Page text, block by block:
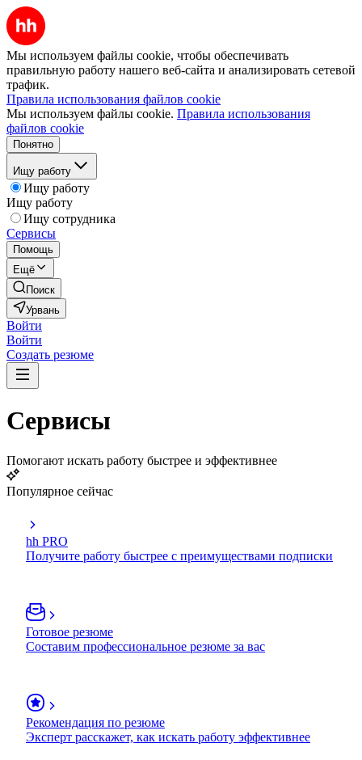
Мы используем файлы cookie, чтобы обеспечивать
правильную работу нашего веб-сайта и анализировать сетевой
трафик.
Правила использования файлов cookie
Мы используем файлы cookie. Правила использования
файлов cookie
Понятно
Ищу работу
Ищу работу
Ищу работу
Ищу сотрудника
Сервисы
Помощь
Ещё
Поиск
Урвань
Войти
Войти
Создать резюме
Сервисы
Помогают искать работу быстрее и эффективнее
Популярное сейчас
hh PRO
Получите работу быстрее с преимуществами подписки
Готовое резюме
Составим профессиональное резюме за вас
Рекомендация по резюме
Эксперт расскажет, как искать работу эффективнее